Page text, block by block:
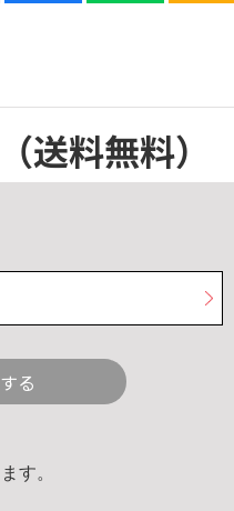
（送料無料）
る
す。